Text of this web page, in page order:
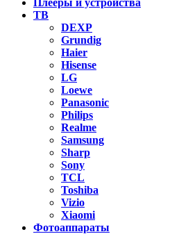
Плееры и устройства
ТВ
DEXP
Grundig
Haier
Hisense
LG
Loewe
Panasonic
Philips
Realme
Samsung
Sharp
Sony
TCL
Toshiba
Vizio
Xiaomi
Фотоаппараты